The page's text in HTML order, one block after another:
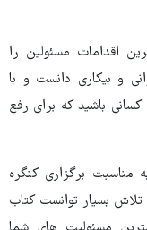
اقدامات مسئولین را
و بیکاری دانست و با
باشید که برای رفع
برگزاری کنگره
تلاش بسیار توانست کتاب